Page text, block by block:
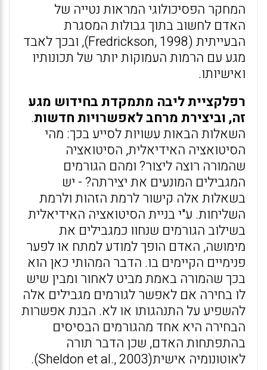
המחקר הפסיכולוגי המראות נטייה של
האדם לחשוב בתוך גבולות המסגרת
הבעייתית (Fredrickson, 1998), ובכך לאבד
מגע עם הרמות העמוקות יותר של תכונותיו
ואישיותו.
רפלקציית ליבה מתמקדת בחידוש מגע
זה, וביצירת מרחב לאפשרויות חדשות.
השאלות הבאות עשויות לסייע בכך: מהי
הסיטואציה האידיאלית, הסיטואציה
שהמורה רוצה ליצור? ומהם הגורמים
המגבילים המונעים את יצירתה? - יש
בשאלות אלה קישור לרמת הזהות ולרמת
השליחות. ע"י בניית הסיטואציה האידיאלית
בשילוב הגורמים שנחוו כמגבילים את
מימושה, האדם הופך למודע למתח או לפער
פנימיים הקיימים בו. הדבר המהותי כאן הוא
בכך שהמורה באמת מביט לאחור ומבין שיש
לו בחירה אם לאפשר לגורמים מגבילים אלה
להשפיע על התנהגותו או לא. הבנת אפשרות
הבחירה היא אחד מהגורמים הבסיסים
בהתפתחות האדם, שכן הדבר תורה
לאוטונומיה אישית(Sheldon et al., 2003).